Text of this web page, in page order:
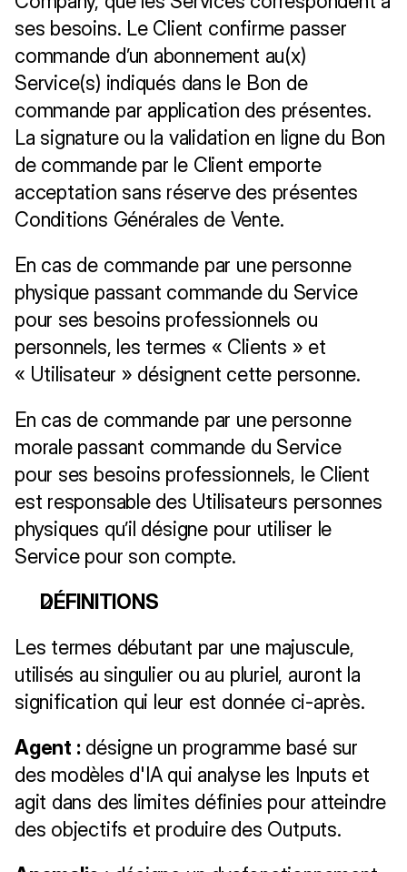
ses besoins. Le Client confirme passer
commande d’un abonnement au(x)
Service(s) indiqués dans le Bon de
commande par application des présentes.
La signature ou la validation en ligne du Bon
de commande par le Client emporte
acceptation sans réserve des présentes
Conditions Générales de Vente.
En cas de commande par une personne
physique passant commande du Service
pour ses besoins professionnels ou
personnels, les termes « Clients » et
« Utilisateur » désignent cette personne.
En cas de commande par une personne
morale passant commande du Service
pour ses besoins professionnels, le Client
est responsable des Utilisateurs personnes
physiques qu’il désigne pour utiliser le
Service pour son compte.
DÉFINITIONS
Les termes débutant par une majuscule,
utilisés au singulier ou au pluriel, auront la
signification qui leur est donnée ci-après.
Agent : désigne un programme basé sur
des modèles d'IA qui analyse les Inputs et
agit dans des limites définies pour atteindre
des objectifs et produire des Outputs.